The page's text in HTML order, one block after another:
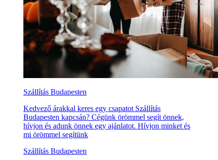
Szállítás Budapesten
Kedvező árakkal keres egy csapatot Szállítás
Budapesten kapcsán? Cégünk örömmel segít önnek,
hívjon és adunk önnek egy ajánlatot. Hívjon minket és
mi örömmel segítünk
Szállítás Budapesten